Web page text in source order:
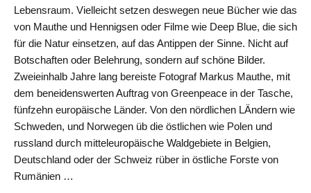
Lebensraum. Vielleicht setzen deswegen neue Bücher wie das
von Mauthe und Hennigsen oder Filme wie Deep Blue, die sich
für die Natur einsetzen, auf das Antippen der Sinne. Nicht auf
Botschaften oder Belehrung, sondern auf schöne Bilder.
Zweieinhalb Jahre lang bereiste Fotograf Markus Mauthe, mit
dem beneidenswerten Auftrag von Greenpeace in der Tasche,
fünfzehn europäische Länder. Von den nördlichen LÄndern wie
Schweden, und Norwegen üb die östlichen wie Polen und
russland durch mitteleuropäische Waldgebiete in Belgien,
Deutschland oder der Schweiz rüber in östliche Forste von
Rumänien …